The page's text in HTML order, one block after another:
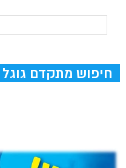
חיפוש מתקדם גוגל